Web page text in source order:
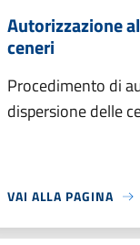
Autorizzazione
ceneri
Procedimento di
dispersione delle
VAI ALLA PAGINA